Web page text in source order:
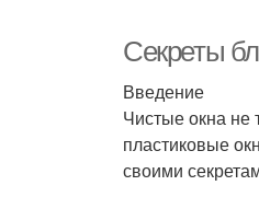
Секреты
Введение
Чистые окна не
пластиковые
своими